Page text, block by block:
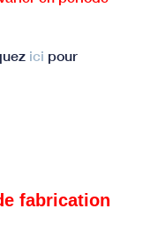
ici pour
fabrication